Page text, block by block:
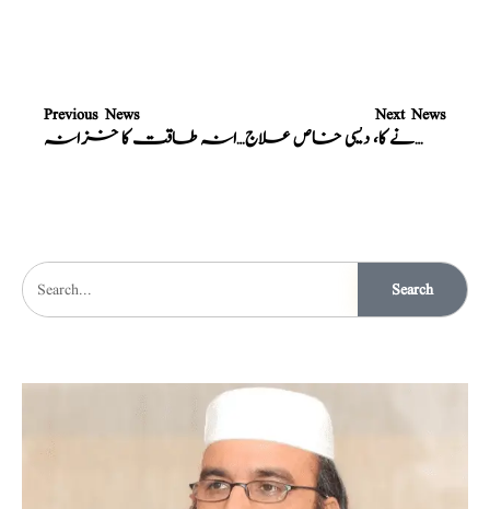
Previous News
مردانہ طاقت کا خزانہ
Next News
ٹائمنگ بڑھانے کا، دیسی خاص علاج
Search